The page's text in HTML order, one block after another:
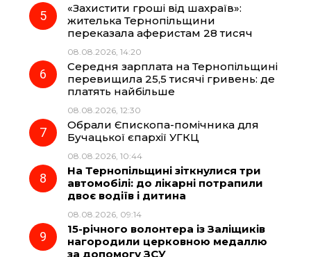
«Захистити гроші від шахраїв»:
жителька Тернопільщини
переказала аферистам 28 тисяч
08.08.2026, 14:20
Середня зарплата на Тернопільщині
перевищила 25,5 тисячі гривень: де
платять найбільше
08.08.2026, 12:30
Обрали Єпископа-помічника для
Бучацької єпархії УГКЦ
08.08.2026, 10:44
На Тернопільщині зіткнулися три
автомобілі: до лікарні потрапили
двоє водіїв і дитина
08.08.2026, 09:14
15-річного волонтера із Заліщиків
нагородили церковною медаллю
за допомогу ЗСУ